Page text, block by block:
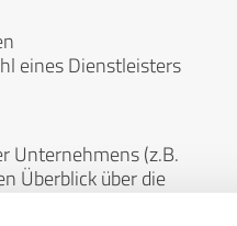
eines Dienstleisters
Unternehmens (z.B.
Überblick über die